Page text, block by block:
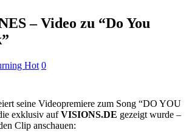
– Video zu “Do You
Hot 0
seine Videopremiere zum Song “DO YOU
exklusiv aufVISIONS.DE gezeigt wurde –
Clip anschauen: